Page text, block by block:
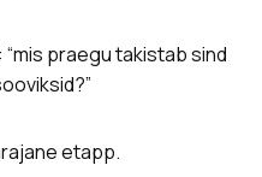
praegu takistab sind
etapp.